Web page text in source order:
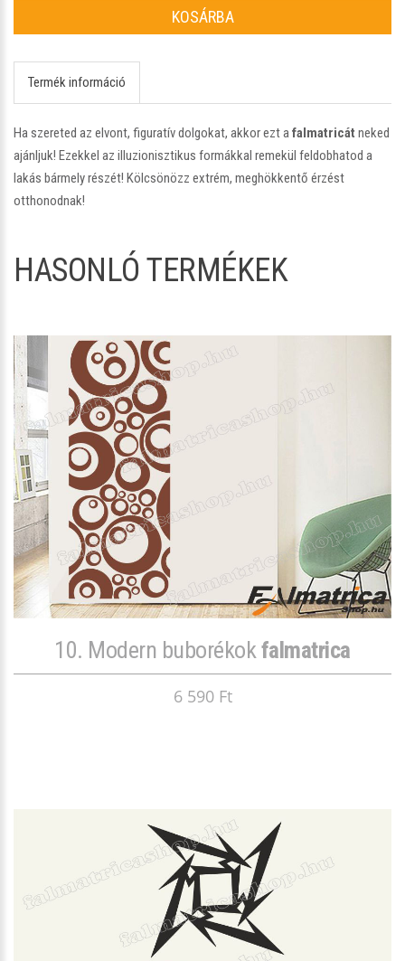
KOSÁRBA
Termék információ
Ha szereted az elvont, figuratív dolgokat, akkor ezt a falmatricát neked
ajánljuk! Ezekkel az illuzionisztikus formákkal remekül feldobhatod a
lakás bármely részét! Kölcsönözz extrém, meghökkentő érzést
otthonodnak!
HASONLÓ TERMÉKEK
10. Modern buborékokfalmatrica
6 590 Ft